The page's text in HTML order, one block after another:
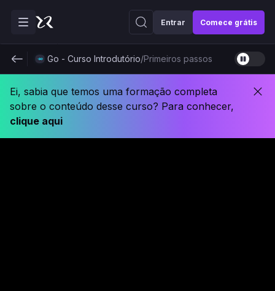
Entrar Comece grátis
Go - Curso Introdutório/Primeiros passos
Ei, sabia que temos uma formação completa
sobre o conteúdo desse curso? Para conhecer,
clique aqui